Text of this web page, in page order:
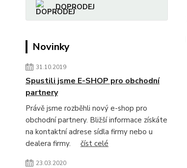
DOPRODEJ
Novinky
31.10.2019
Spustili jsme E-SHOP pro obchodní
partnery
Právě jsme rozběhli nový e-shop pro
obchodní partnery. Bližší informace získáte
na kontaktní adrese sídla firmy nebo u
dealera firmy. číst celé
23.03.2020